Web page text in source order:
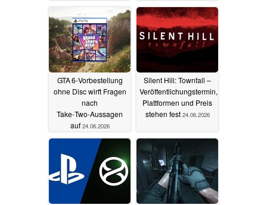
GTA 6‑Vorbestellung
ohne Disc wirft Fragen
nach
Take‑Two‑Aussagen
auf 24.06.2026
Silent Hill: Townfall –
Veröffentlichungstermin,
Plattformen und Preis
stehen fest 24.06.2026